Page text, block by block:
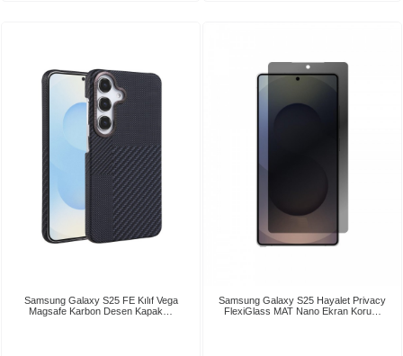
Samsung Galaxy S25 FE Kılıf Vega
Magsafe Karbon Desen Kapak…
Samsung Galaxy S25 Hayalet Privacy
FlexiGlass MAT Nano Ekran Koru…